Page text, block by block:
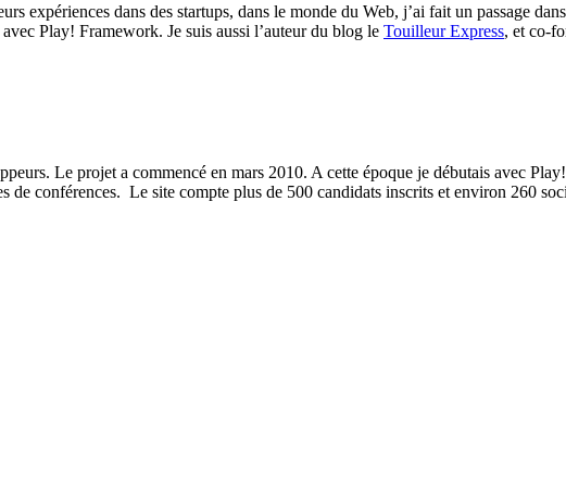
expériences dans des startups, dans le monde du Web, j’ai fait un passage
Play! Framework. Je suis aussi l’auteur du blog le Touilleur Express, et co-
Le projet a commencé en mars 2010. A cette époque je débutais avec
conférences. Le site compte plus de 500 candidats inscrits et environ 260